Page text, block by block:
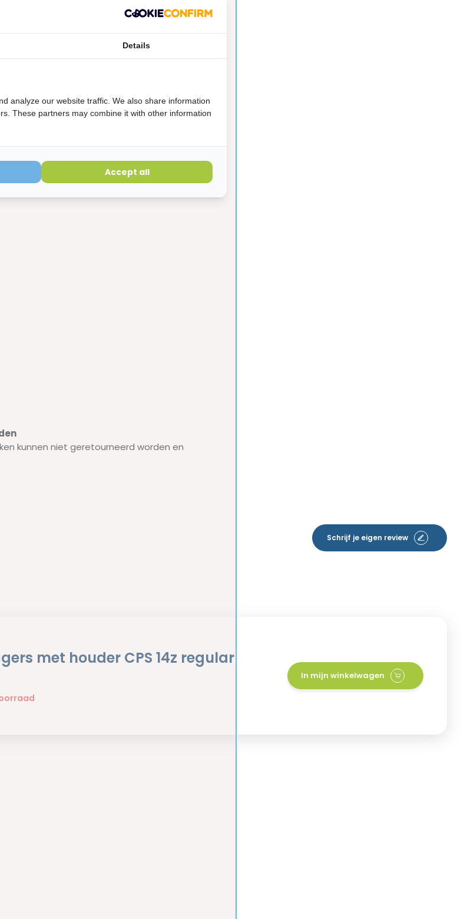
kunnen niet geretourneerd worden en
Schrijf je eigen review
met houder CPS 14z regular
In mijn winkelwagen
Details
analyze our website traffic. We also share information
These partners may combine it with other information
Accept all